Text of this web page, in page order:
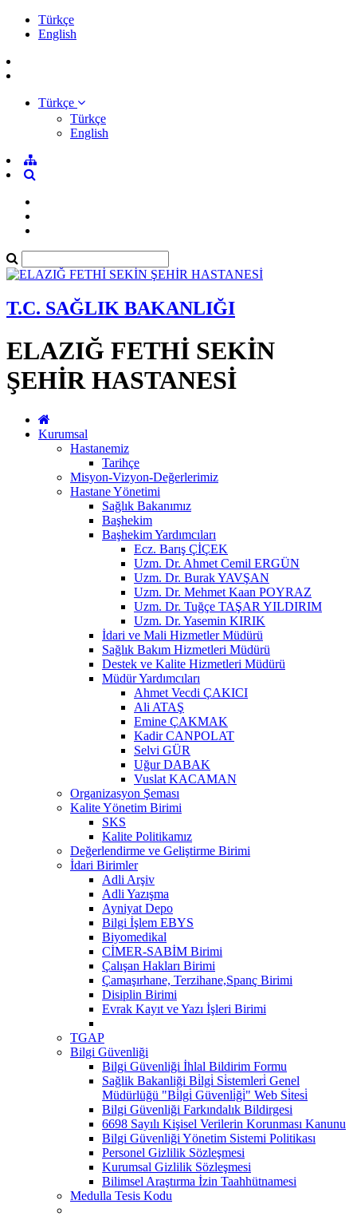
Türkçe
English
Türkçe
Türkçe
English
T.C. SAĞLIK BAKANLIĞI
ELAZIĞ FETHİ SEKİN
ŞEHİR HASTANESİ
Kurumsal
Hastanemiz
Tarihçe
Misyon-Vizyon-Değerlerimiz
Hastane Yönetimi
Sağlık Bakanımız
Başhekim
Başhekim Yardımcıları
Ecz. Barış ÇİÇEK
Uzm. Dr. Ahmet Cemil ERGÜN
Uzm. Dr. Burak YAVŞAN
Uzm. Dr. Mehmet Kaan POYRAZ
Uzm. Dr. Tuğçe TAŞAR YILDIRIM
Uzm. Dr. Yasemin KIRIK
İdari ve Mali Hizmetler Müdürü
Sağlık Bakım Hizmetleri Müdürü
Destek ve Kalite Hizmetleri Müdürü
Müdür Yardımcıları
Ahmet Vecdi ÇAKICI
Ali ATAŞ
Emine ÇAKMAK
Kadir CANPOLAT
Selvi GÜR
Uğur DABAK
Vuslat KACAMAN
Organizasyon Şeması
Kalite Yönetim Birimi
SKS
Kalite Politikamız
Değerlendirme ve Geliştirme Birimi
İdari Birimler
Adli Arşiv
Adli Yazışma
Ayniyat Depo
Bilgi İşlem EBYS
Biyomedikal
CİMER-SABİM Birimi
Çalışan Hakları Birimi
Çamaşırhane, Terzihane,Spanç Birimi
Disiplin Birimi
Evrak Kayıt ve Yazı İşleri Birimi
TGAP
Bilgi Güvenliği
Bilgi Güvenliği İhlal Bildirim Formu
Sağlik Bakanliği Bi̇lgi̇ Si̇stemleri̇ Genel
Müdürlüğü "Bi̇lgi̇ Güvenli̇ği̇" Web Si̇tesi̇
Bilgi Güvenliği Farkındalık Bildirgesi
6698 Sayılı Kişisel Verilerin Korunması Kanunu
Bilgi Güvenliği Yönetim Sistemi Politikası
Personel Gizlilik Sözleşmesi
Kurumsal Gizlilik Sözleşmesi
Bilimsel Araştırma İzin Taahhütnamesi
Medulla Tesis Kodu